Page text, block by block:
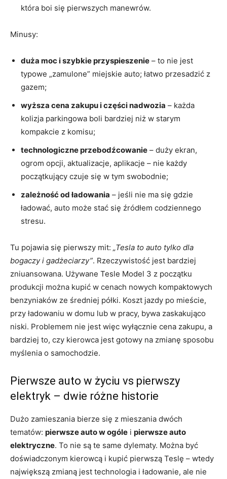
która boi się pierwszych manewrów.
Minusy:
duża moc i szybkie przyspieszenie – to nie jest
typowe „zamulone” miejskie auto; łatwo przesadzić z
gazem;
wyższa cena zakupu i części nadwozia – każda
kolizja parkingowa boli bardziej niż w starym
kompakcie z komisu;
technologiczne przebodźcowanie – duży ekran,
ogrom opcji, aktualizacje, aplikacje – nie każdy
początkujący czuje się w tym swobodnie;
zależność od ładowania – jeśli nie ma się gdzie
ładować, auto może stać się źródłem codziennego
stresu.
Tu pojawia się pierwszy mit: „Tesla to auto tylko dla
bogaczy i gadżeciarzy”. Rzeczywistość jest bardziej
zniuansowana. Używane Tesle Model 3 z początku
produkcji można kupić w cenach nowych kompaktowych
benzyniaków ze średniej półki. Koszt jazdy po mieście,
przy ładowaniu w domu lub w pracy, bywa zaskakująco
niski. Problemem nie jest więc wyłącznie cena zakupu, a
bardziej to, czy kierowca jest gotowy na zmianę sposobu
myślenia o samochodzie.
Pierwsze auto w życiu vs pierwszy
elektryk – dwie różne historie
Dużo zamieszania bierze się z mieszania dwóch
tematów: pierwsze auto w ogóle i pierwsze auto
elektryczne. To nie są te same dylematy. Można być
doświadczonym kierowcą i kupić pierwszą Teslę – wtedy
największą zmianą jest technologia i ładowanie, ale nie